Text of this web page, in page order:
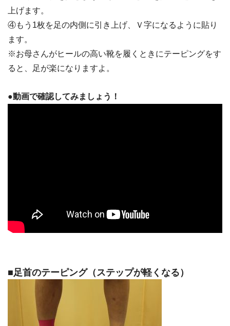
上げます。
④もう1枚を足の内側に引き上げ、Ｖ字になるように貼り
ます。
※お母さんがヒールの高い靴を履くときにテーピングをす
ると、足が楽になりますよ。
●動画で確認してみましょう！
■足首のテーピング（ステップが軽くなる）